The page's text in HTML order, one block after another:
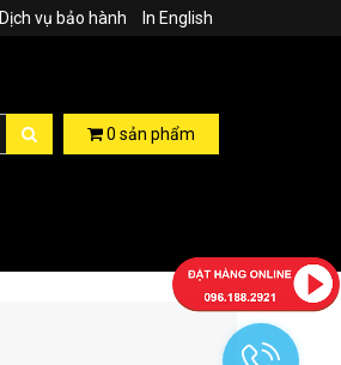
Dịch vụ bảo hành In English
0 sản phẩm